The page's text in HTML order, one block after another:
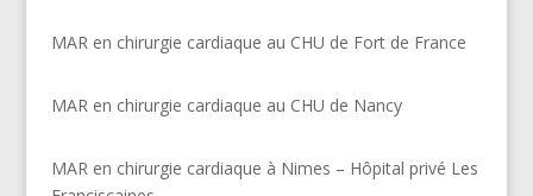
MAR en chirurgie cardiaque au CHU de Fort de France
MAR en chirurgie cardiaque au CHU de Nancy
MAR en chirurgie cardiaque à Nimes – Hôpital privé Les